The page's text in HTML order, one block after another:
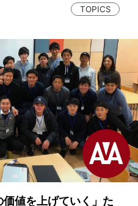
TOPICS
値を上げていく」た